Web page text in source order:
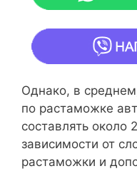
Однако, в
по растаможке
составлять около
зависимости от
растаможки и